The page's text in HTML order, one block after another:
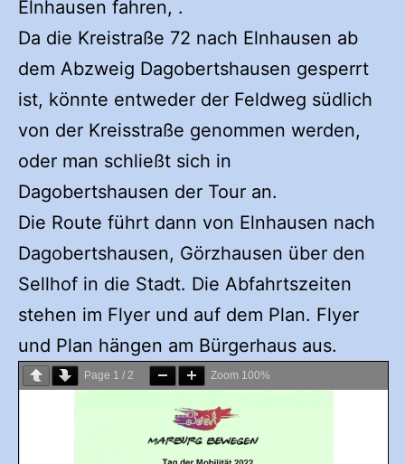
Elnhausen fahren, .
Da die Kreistraße 72 nach Elnhausen ab
dem Abzweig Dagobertshausen gesperrt
ist, könnte entweder der Feldweg südlich
von der Kreisstraße genommen werden,
oder man schließt sich in
Dagobertshausen der Tour an.
Die Route führt dann von Elnhausen nach
Dagobertshausen, Görzhausen über den
Sellhof in die Stadt. Die Abfahrtszeiten
stehen im Flyer und auf dem Plan. Flyer
und Plan hängen am Bürgerhaus aus.
Page 1 / 2 Zoom 100%